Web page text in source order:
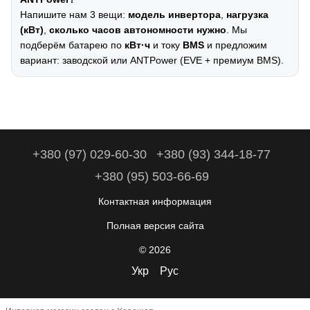
Напишите нам 3 вещи: модель инвертора нагрузка
(кВт) сколько часов автономности нужно . Мы
подберём батарею по кВт·ч и току BMS и предложим
вариант: заводской или ANTPower (EVE + премиум BMS).
+380 (97) 029-60-30
+380 (93) 344-18-77
+380 (95) 503-66-69
Контактная информация
Полная версия сайта
© 2026
Укр Рус